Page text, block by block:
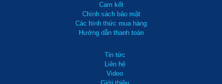
Cam kết
Chính sách bảo mật
Các hình thức mua hàng
Hướng dẫn thanh toán
Tin tức
Liên hệ
Video